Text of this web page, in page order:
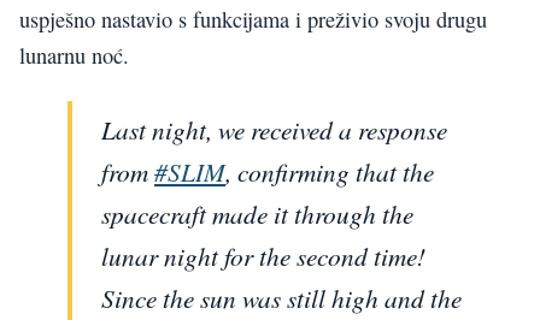
uspješno nastavio s funkcijama i preživio svoju drugu
lunarnu noć.
Last night, we received a response
from#SLIM, confirming that the
spacecraft made it through the
lunar night for the second time!
Since the sun was still high and the